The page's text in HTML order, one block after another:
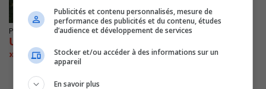
Publié le 2 juillet 2021 à 10h34
Un syndicat en santé s’oppose au « délestage
» en Montérégie
Publicités et contenu personnalisés, mesure de
performance des publicités et du contenu, études
d’audience et développement de services
Stocker et/ou accéder à des informations sur un
appareil
En savoir plus